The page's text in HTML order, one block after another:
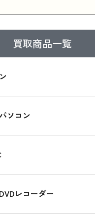
買取商品一覧
ソコン
レコーダー
ら
シリーズ 2024
8.3インチ の新品買取価格
16 シリーズ
16 の新品買取価格